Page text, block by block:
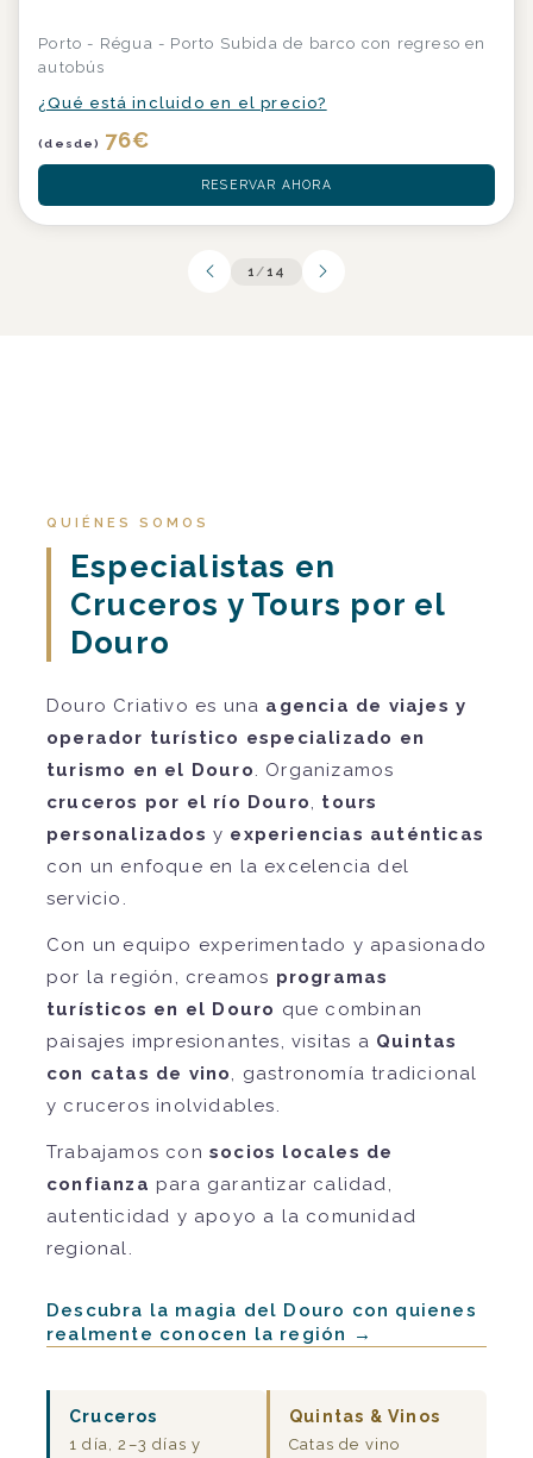
Porto - Régua - Porto Subida de barco con regreso en
autobús
¿Qué está incluido en el precio?
(desde) 76€
RESERVAR AHORA
1 /14
QUIÉNES SOMOS
Especialistas en
Cruceros y Tours por el
Douro
Douro Criativo es una agencia de viajes y
operador turístico especializado en
turismo en el Douro. Organizamos
cruceros por el río Douro, tours
personalizados y experiencias auténticas
con un enfoque en la excelencia del
servicio.
Con un equipo experimentado y apasionado
por la región, creamos programas
turísticos en el Douro que combinan
paisajes impresionantes, visitas a Quintas
con catas de vino, gastronomía tradicional
y cruceros inolvidables.
Trabajamos con socios locales de
confianza para garantizar calidad,
autenticidad y apoyo a la comunidad
regional.
Descubra la magia del Douro con quienes
realmente conocen la región →
Cruceros
1 día, 2–3 días y
Quintas & Vinos
Catas de vino